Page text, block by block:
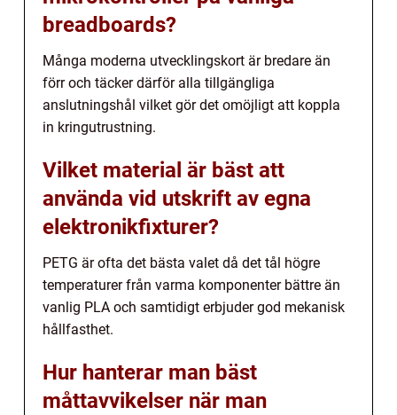
breadboards?
Många moderna utvecklingskort är bredare än
förr och täcker därför alla tillgängliga
anslutningshål vilket gör det omöjligt att koppla
in kringutrustning.
Vilket material är bäst att
använda vid utskrift av egna
elektronikfixturer?
PETG är ofta det bästa valet då det tål högre
temperaturer från varma komponenter bättre än
vanlig PLA och samtidigt erbjuder god mekanisk
hållfasthet.
Hur hanterar man bäst
måttavvikelser när man